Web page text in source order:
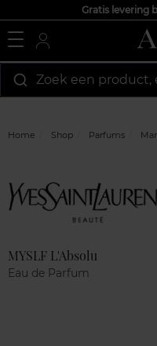
Gratis levering
Zoek een product,
Home Shop Parfums
MYSLF L'Absolu
Eau de Parfum